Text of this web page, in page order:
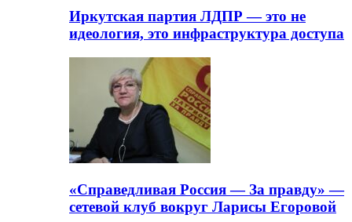
Иркутская партия ЛДПР — это не
идеология, это инфраструктура доступа
«Справедливая Россия — За правду» —
сетевой клуб вокруг Ларисы Егоровой